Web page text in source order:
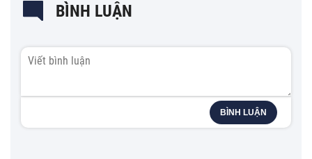
BÌNH LUẬN
BÌNH LUẬN